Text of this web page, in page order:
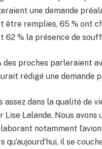
une demande
être remplies, 65 % ont
62 % la présence de
des proches parleraient
rédigé une demande
assez dans la qualité de
Lise Lalande. Nous
notamment
qu’aujourd’hui, il se